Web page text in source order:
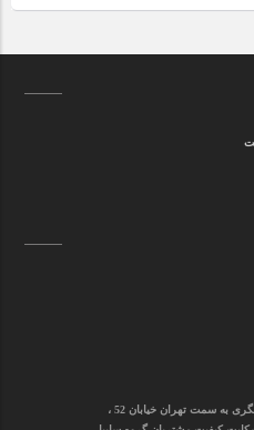
تهران، کیلومتر 15 بزرگراه شهید لشگری به سمت تهران خیابان 52 ،